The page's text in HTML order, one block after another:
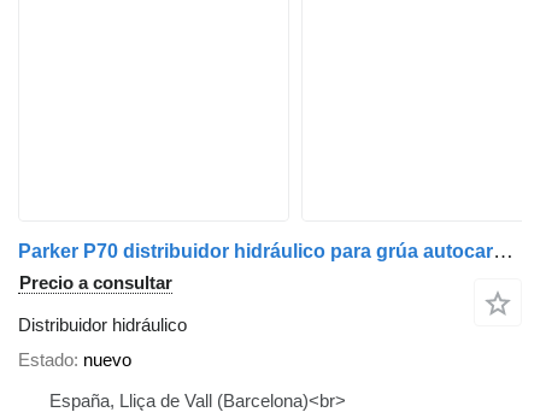
Parker P70 distribuidor hidráulico para grúa autocargante
Precio a consultar
Distribuidor hidráulico
Estado nuevo
España, Lliça de Vall (Barcelona)<br>